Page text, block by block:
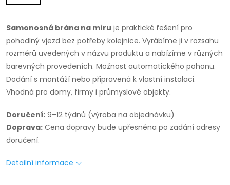
Samonosná brána na míru je praktické řešení pro
pohodlný vjezd bez potřeby kolejnice. Vyrábíme ji v rozsahu
rozměrů uvedených v názvu produktu a nabízíme v různých
barevných provedeních. Možnost automatického pohonu.
Dodání s montáží nebo připravená k vlastní instalaci.
Vhodná pro domy, firmy i průmyslové objekty.
Doručení: 9–12 týdnů (výroba na objednávku)
Doprava: Cena dopravy bude upřesněna po zadání adresy
doručení.
Detailní informace